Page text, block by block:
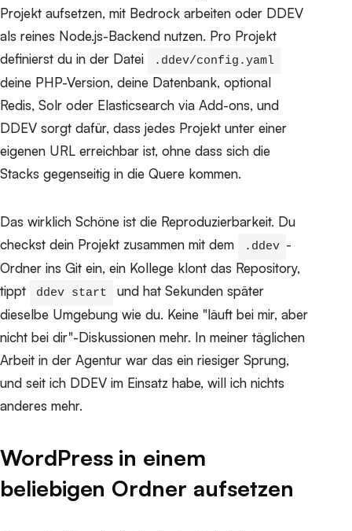
Projekt aufsetzen, mit Bedrock arbeiten oder DDEV
als reines Node.js-Backend nutzen. Pro Projekt
definierst du in der Datei
.ddev/config.yaml
deine PHP-Version, deine Datenbank, optional
Redis, Solr oder Elasticsearch via Add-ons, und
DDEV sorgt dafür, dass jedes Projekt unter einer
eigenen URL erreichbar ist, ohne dass sich die
Stacks gegenseitig in die Quere kommen.
Das wirklich Schöne ist die Reproduzierbarkeit. Du
checkst dein Projekt zusammen mit dem
.ddev -
Ordner ins Git ein, ein Kollege klont das Repository,
tippt
ddev start
und hat Sekunden später
dieselbe Umgebung wie du. Keine "läuft bei mir, aber
nicht bei dir"-Diskussionen mehr. In meiner täglichen
Arbeit in der Agentur war das ein riesiger Sprung,
und seit ich DDEV im Einsatz habe, will ich nichts
anderes mehr.
WordPress in einem
beliebigen Ordner aufsetzen